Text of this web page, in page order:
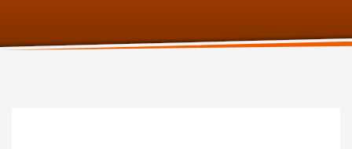
Lunedi:9am – 6pm